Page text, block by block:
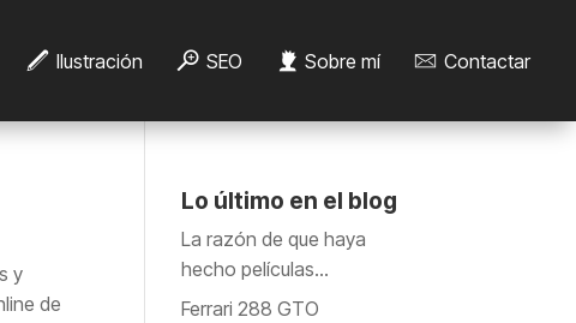
Ilustración SEO Sobre mí Contactar
y
de
Lo último en el blog
La razón de que haya
hecho películas…
Ferrari 288 GTO